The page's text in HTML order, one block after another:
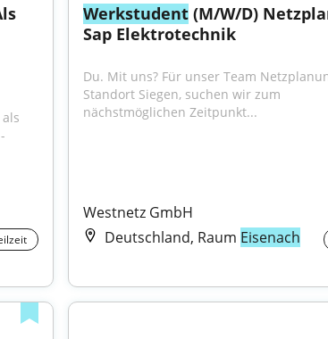
Werkstudent (M/W/D)
Sap Elektrotechnik
Du. Mit uns? Für unser Team
Standort Siegen, suchen wir zum
nächstmöglichen Zeitpunkt...
Westnetz GmbH
Deutschland, Raum Eisenach